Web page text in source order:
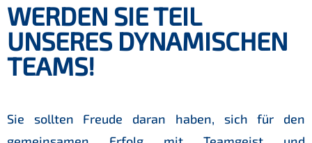
Bewerbungstipps
FAQ
WERDEN SIE TEIL
UNSERES DYNAMISCHEN
TEAMS!
Sie sollten Freude daran haben, sich für den